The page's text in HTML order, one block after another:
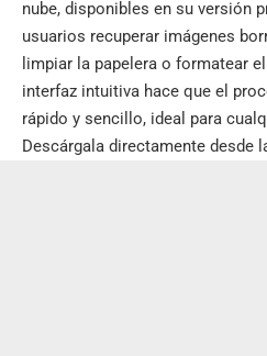
nube, disponibles en su versión
usuarios recuperar imágenes
limpiar la papelera o formatear
interfaz intuitiva hace que el
rápido y sencillo, ideal para
Descárgala directamente desde